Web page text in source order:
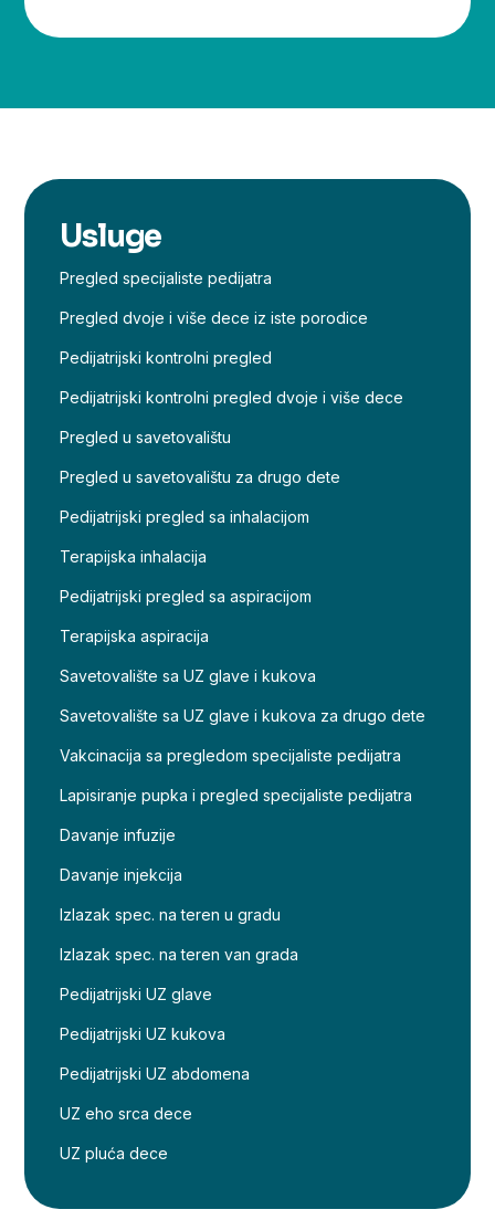
Usluge
Pregled specijaliste pedijatra
Pregled dvoje i više dece iz iste porodice
Pedijatrijski kontrolni pregled
Pedijatrijski kontrolni pregled dvoje i više dece
Pregled u savetovalištu
Pregled u savetovalištu za drugo dete
Pedijatrijski pregled sa inhalacijom
Terapijska inhalacija
Pedijatrijski pregled sa aspiracijom
Terapijska aspiracija
Savetovalište sa UZ glave i kukova
Savetovalište sa UZ glave i kukova za drugo dete
Vakcinacija sa pregledom specijaliste pedijatra
Lapisiranje pupka i pregled specijaliste pedijatra
Davanje infuzije
Davanje injekcija
Izlazak spec. na teren u gradu
Izlazak spec. na teren van grada
Pedijatrijski UZ glave
Pedijatrijski UZ kukova
Pedijatrijski UZ abdomena
UZ eho srca dece
UZ pluća dece